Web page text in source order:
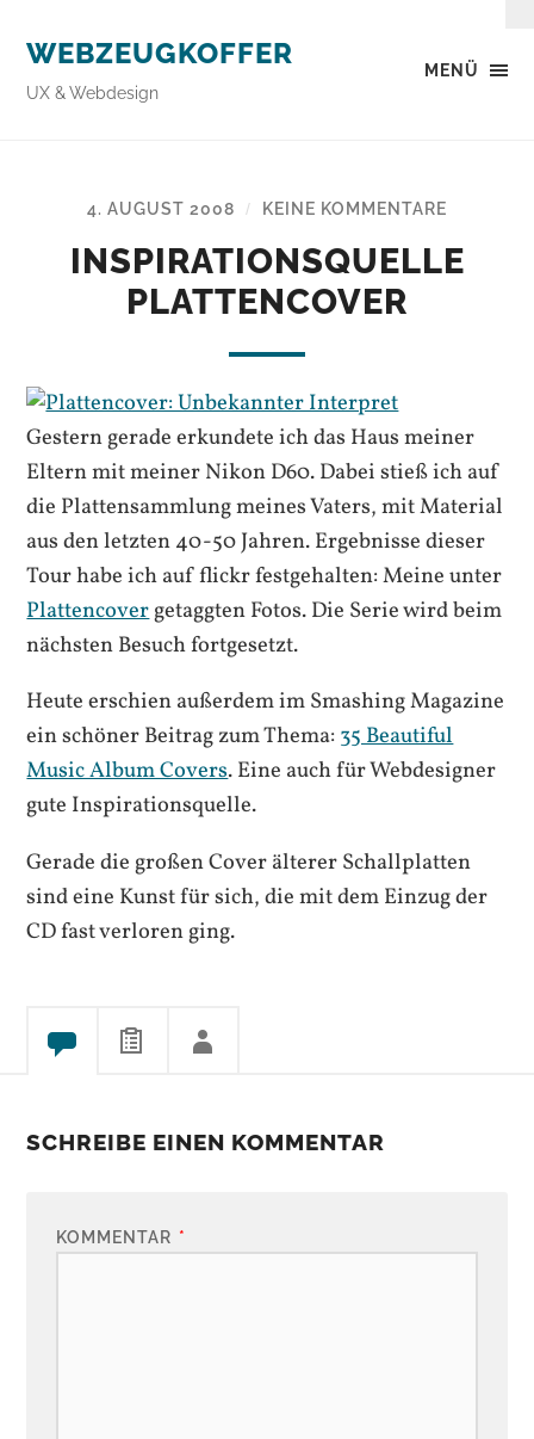
MENÜ
WEBZEUGKOFFER
UX & Webdesign
4. AUGUST 2008 / KEINE KOMMENTARE
INSPIRATIONSQUELLE
PLATTENCOVER
Gestern gerade erkundete ich das Haus meiner
Eltern mit meiner Nikon D60. Dabei stieß ich auf
die Plattensammlung meines Vaters, mit Material
aus den letzten 40-50 Jahren. Ergebnisse dieser
Tour habe ich auf flickr festgehalten: Meine unter
Plattencovergetaggten Fotos. Die Serie wird beim
nächsten Besuch fortgesetzt.
Heute erschien außerdem im Smashing Magazine
ein schöner Beitrag zum Thema:35 Beautiful
Music Album Covers. Eine auch für Webdesigner
gute Inspirationsquelle.
Gerade die großen Cover älterer Schallplatten
sind eine Kunst für sich, die mit dem Einzug der
CD fast verloren ging.
SCHREIBE EINEN KOMMENTAR
KOMMENTAR *